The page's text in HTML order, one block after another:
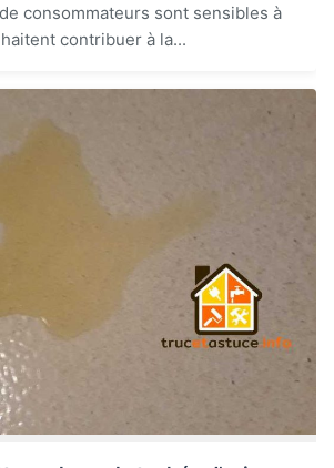
consommateurs sont sensibles à
contribuer à la...